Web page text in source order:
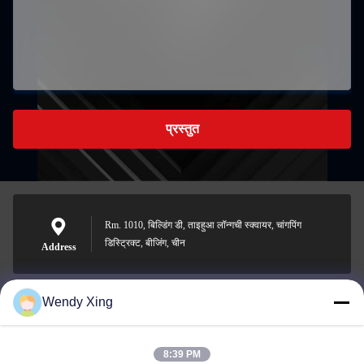
प्रस्तुत
Address
Rm. 1010, बिल्डिंग डी, ताइहुआ लॉन्गची स्क्वायर, चांगपिंग
डिस्ट्रिक्ट, बीजिंग, चीन
jesingd@vip.sina.com
Wendy Xing
8:39 PM